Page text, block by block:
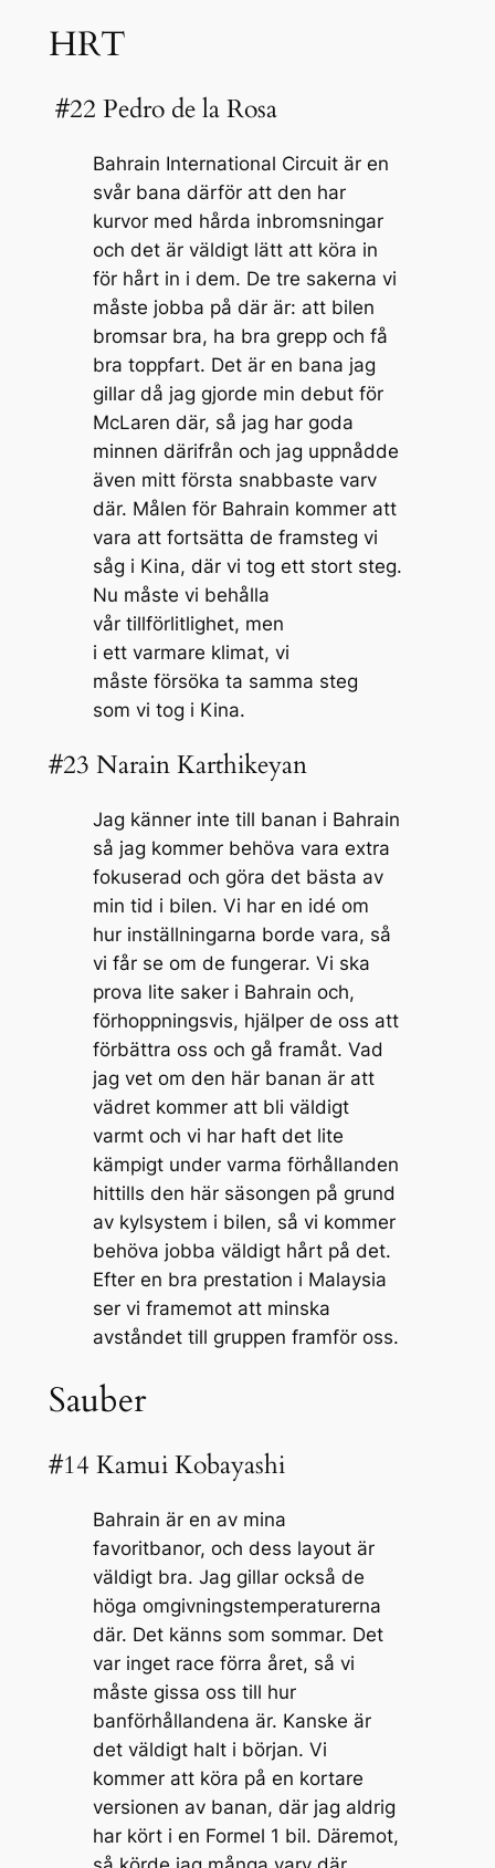
HRT
#22 Pedro de la Rosa
Bahrain International Circuit är en
svår bana därför att den har
kurvor med hårda inbromsningar
och det är väldigt lätt att köra in
för hårt in i dem. De tre sakerna vi
måste jobba på där är: att bilen
bromsar bra, ha bra grepp och få
bra toppfart. Det är en bana jag
gillar då jag gjorde min debut för
McLaren där, så jag har goda
minnen därifrån och jag uppnådde
även mitt första snabbaste varv
där. Målen för Bahrain kommer att
vara att fortsätta de framsteg vi
såg i Kina, där vi tog ett stort steg.
Nu måste vi behålla
vår tillförlitlighet, men
i ett varmare klimat, vi
måste försöka ta samma steg
som vi tog i Kina.
#23 Narain Karthikeyan
Jag känner inte till banan i Bahrain
så jag kommer behöva vara extra
fokuserad och göra det bästa av
min tid i bilen. Vi har en idé om
hur inställningarna borde vara, så
vi får se om de fungerar. Vi ska
prova lite saker i Bahrain och,
förhoppningsvis, hjälper de oss att
förbättra oss och gå framåt. Vad
jag vet om den här banan är att
vädret kommer att bli väldigt
varmt och vi har haft det lite
kämpigt under varma förhållanden
hittills den här säsongen på grund
av kylsystem i bilen, så vi kommer
behöva jobba väldigt hårt på det.
Efter en bra prestation i Malaysia
ser vi framemot att minska
avståndet till gruppen framför oss.
Sauber
#14 Kamui Kobayashi
Bahrain är en av mina
favoritbanor, och dess layout är
väldigt bra. Jag gillar också de
höga omgivningstemperaturerna
där. Det känns som sommar. Det
var inget race förra året, så vi
måste gissa oss till hur
banförhållandena är. Kanske är
det väldigt halt i början. Vi
kommer att köra på en kortare
versionen av banan, där jag aldrig
har kört i en Formel 1 bil. Däremot,